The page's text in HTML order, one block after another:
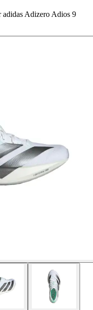
adidas Adizero Adios 9